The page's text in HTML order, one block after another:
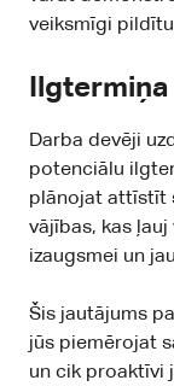
veiksmīgi
Darba devēji
potenciālu
plānojat attīstīt
vājības, kas
izaugsmei un
Šis jautājums
jūs piemērojat
un cik proaktīvi